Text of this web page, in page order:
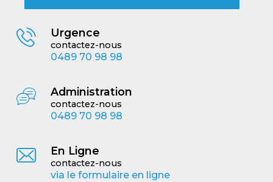
Urgence
contactez-nous
0489 70 98 98
Administration
contactez-nous
0489 70 98 98
En Ligne
contactez-nous
via le formulaire en ligne